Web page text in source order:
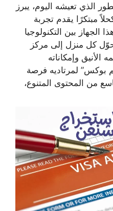
الذي تعيشه اليوم، يبرز
مبتكرًا يقدم تجربة
بين التكنولوجيا
كل منزل إلى مركز
وإمكاناته
بوكس” لمرتاديه فرصة
من المحتوى المتنوع،